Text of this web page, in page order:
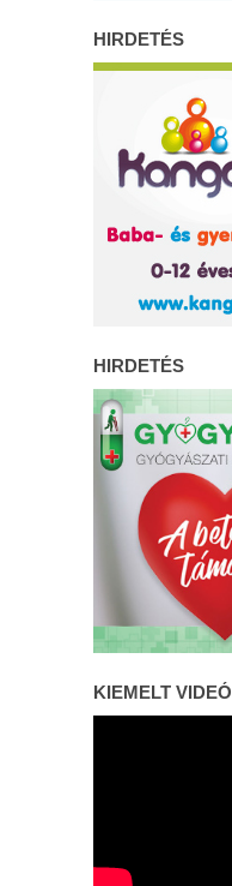
HIRDETÉS
HIRDETÉS
KIEMELT VIDEÓ